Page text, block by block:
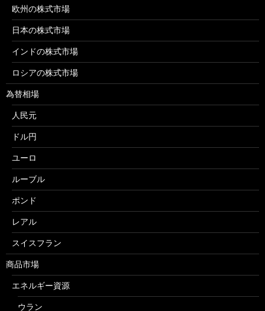
欧州の株式市場
日本の株式市場
インドの株式市場
ロシアの株式市場
為替相場
人民元
ドル円
ユーロ
ルーブル
ポンド
レアル
スイスフラン
商品市場
エネルギー資源
ウラン